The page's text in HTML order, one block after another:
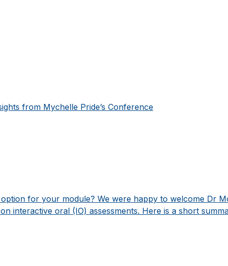
from Mychelle Pride’s Conference
for your module? We were happy to welcome Dr
interactive oral (IO) assessments. Here is a short